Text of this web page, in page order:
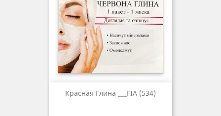
Красная Глина ___FIA (534)